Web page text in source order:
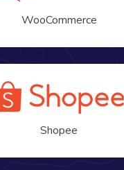
WooCommerce
Shopee